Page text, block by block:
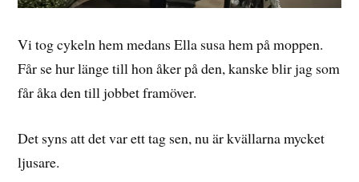
Vi tog cykeln hem medans Ella susa hem på moppen.
Får se hur länge till hon åker på den, kanske blir jag som
får åka den till jobbet framöver.
Det syns att det var ett tag sen, nu är kvällarna mycket
ljusare.